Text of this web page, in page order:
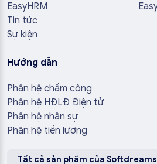
EasyHRM
Tin tức
Sự kiện
Hướng dẫn
Phân hệ chấm công
Phân hệ HĐLĐ Điện tử
Phân hệ nhân sự
Phân hệ tiền lương
Tất cả sản phẩm của Softdreams